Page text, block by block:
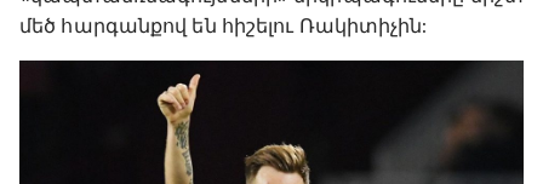
մեծ հարգանքով են հիշելու Ռակիտիչին: